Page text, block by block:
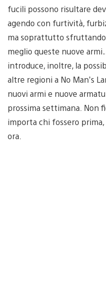
fucili possono risultare
agendo con furtività,
ma soprattutto
meglio queste nuove
introduce, inoltre, la
altre regioni a No Man’s
nuovi armi e nuove
prossima settimana. Non
importa chi fossero
ora.